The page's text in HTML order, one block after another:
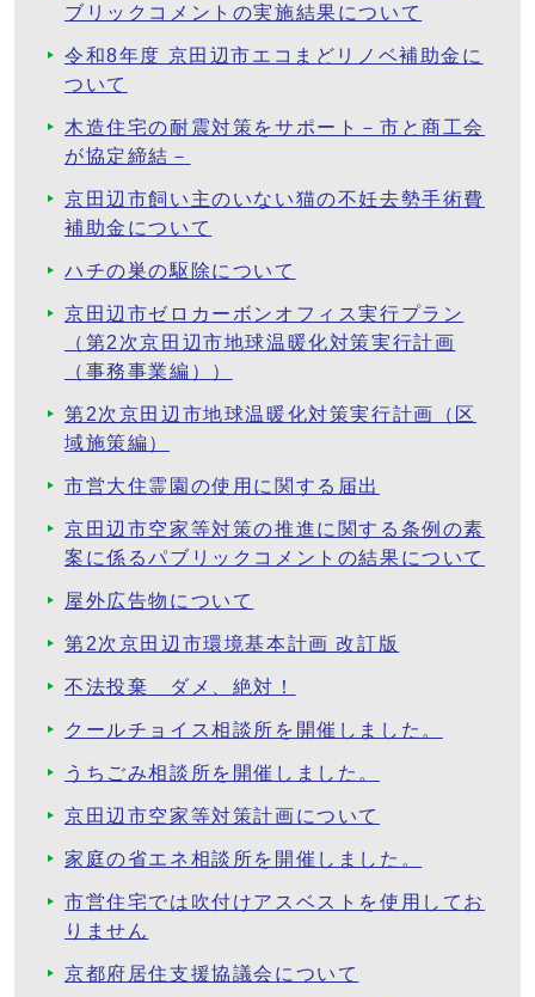
ブリックコメントの実施結果について
令和8年度 京田辺市エコまどリノベ補助金に
ついて
木造住宅の耐震対策をサポート－市と商工会
が協定締結－
京田辺市飼い主のいない猫の不妊去勢手術費
補助金について
ハチの巣の駆除について
京田辺市ゼロカーボンオフィス実行プラン
（第2次京田辺市地球温暖化対策実行計画
（事務事業編））
第2次京田辺市地球温暖化対策実行計画（区
域施策編）
市営大住霊園の使用に関する届出
京田辺市空家等対策の推進に関する条例の素
案に係るパブリックコメントの結果について
屋外広告物について
第2次京田辺市環境基本計画 改訂版
不法投棄 ダメ、絶対！
クールチョイス相談所を開催しました。
うちごみ相談所を開催しました。
京田辺市空家等対策計画について
家庭の省エネ相談所を開催しました。
市営住宅では吹付けアスベストを使用してお
りません
京都府居住支援協議会について